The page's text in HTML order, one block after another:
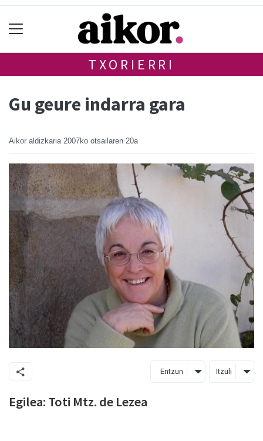
TXORIERRI
Gu geure indarra gara
Aikor aldizkaria 2007ko otsailaren 20a
Entzun Itzuli
Egilea: Toti Mtz. de Lezea